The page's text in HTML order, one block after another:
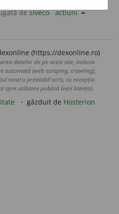
desiveco acțiuni
(https://dexonline.ro)
datelor de pe acest site, inclusiv
automată (web scraping, crawling),
nostru prealabil scris, cu excepția
spre utilizare publică (vezi licența).
găzduit de Hosterion